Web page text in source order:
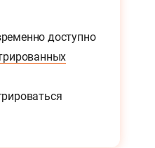
доступно